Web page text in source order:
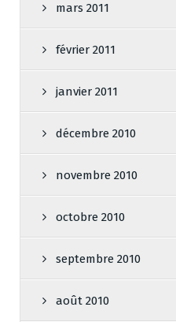
mars 2011
février 2011
janvier 2011
décembre 2010
novembre 2010
octobre 2010
septembre 2010
août 2010